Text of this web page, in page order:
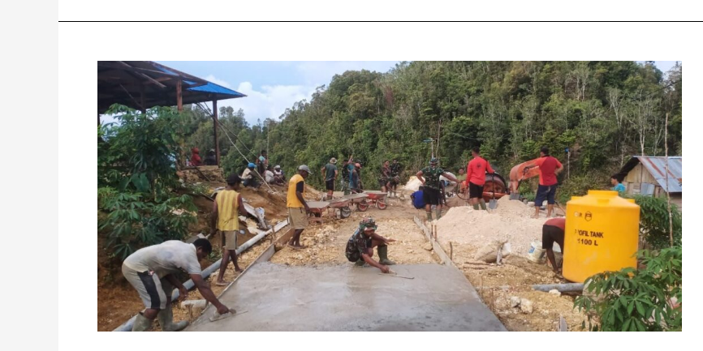
Satgas
TMMD
Sorsel
dan
Masyarakat
Bahu
Membahu
Mengecor
Jalan
sepanjang
250
Meter